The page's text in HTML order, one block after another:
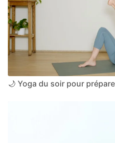
🌙 Yoga du soir pour